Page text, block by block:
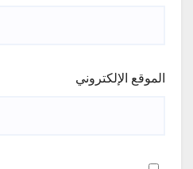
الموقع الإلكتروني